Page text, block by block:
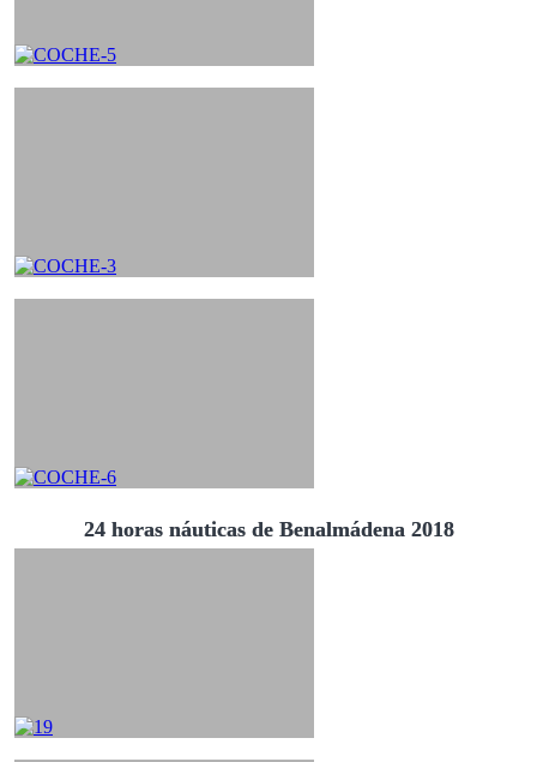
24 horas náuticas de Benalmádena 2018